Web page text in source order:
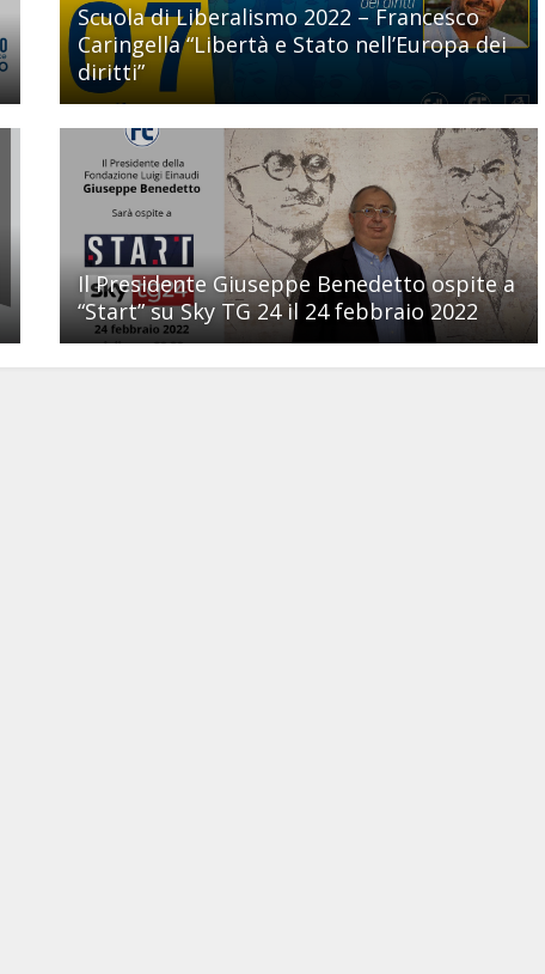
Scuola di Liberalismo 2022 – Francesco
Caringella “Libertà e Stato nell’Europa dei
diritti”
Il Presidente Giuseppe Benedetto ospite a
“Start” su Sky TG 24 il 24 febbraio 2022